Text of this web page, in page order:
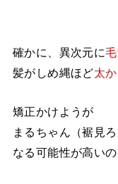
確かに、異次元に
髪がしめ縄ほど太
矯正かけようが
まるちゃん（裾見
なる可能性が高い